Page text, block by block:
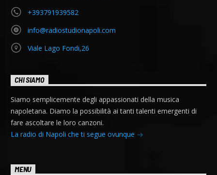
+393791939582
info@radiostudionapoli.com
Viale Lago Fondi,26
CHI SIAMO
Siamo semplicemente degli appassionati della musica
napoletana. Diamo la possibilità ai tanti talenti emergenti di
fare ascoltare le loro canzoni.
La radio di Napoli che ti segue ovunque
MENU